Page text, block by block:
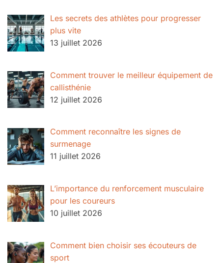
Les secrets des athlètes pour progresser
plus vite
13 juillet 2026
Comment trouver le meilleur équipement de
callisthénie
12 juillet 2026
Comment reconnaître les signes de
surmenage
11 juillet 2026
L’importance du renforcement musculaire
pour les coureurs
10 juillet 2026
Comment bien choisir ses écouteurs de
sport